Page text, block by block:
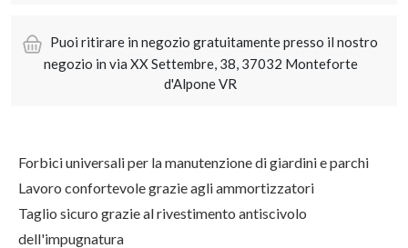
Puoi ritirare in negozio gratuitamente presso il nostro
negozio in via XX Settembre, 38, 37032 Monteforte
d'Alpone VR
Forbici universali per la manutenzione di giardini e parchi
Lavoro confortevole grazie agli ammortizzatori
Taglio sicuro grazie al rivestimento antiscivolo
dell'impugnatura